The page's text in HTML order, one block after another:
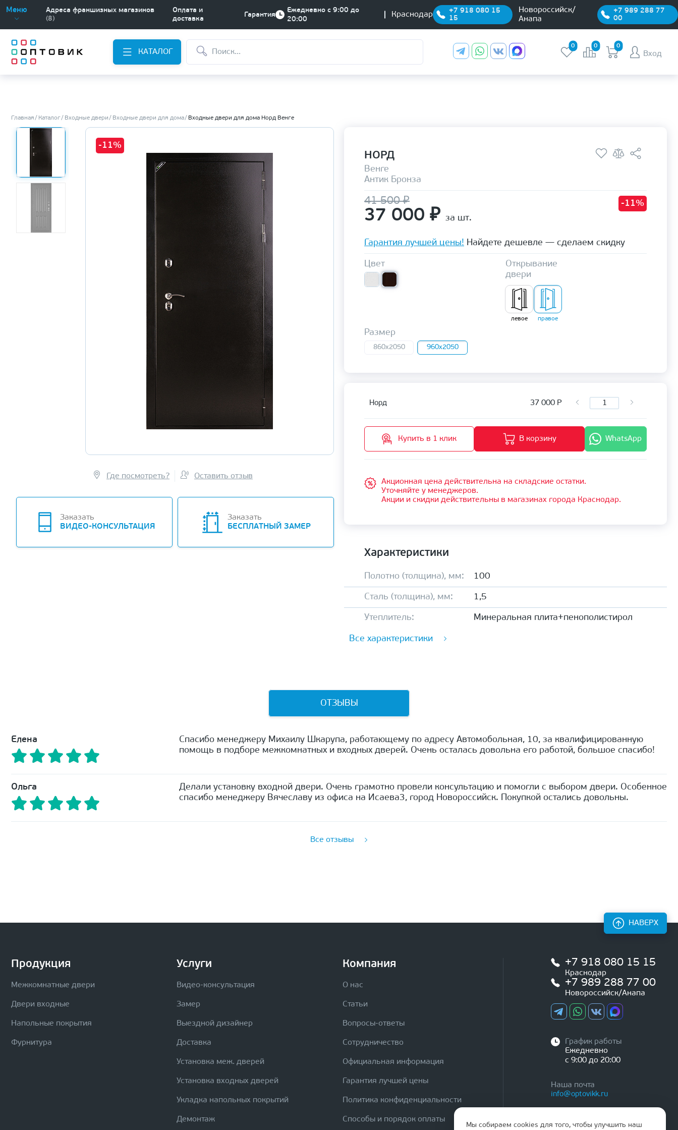
Меню
Адреса франшизных магазинов
(8)
Оплата и
доставка
Гарантия
Ежедневно с 9:00 до
20:00
Краснодар
+7 918 080 15
15
Новороссийск/
Анапа
+7 989 288 77
00
КАТАЛОГ
0 0 0
Вход
Главная Каталог Входные двери Входные двери для дома Входные двери для дома Норд Венге
-11%
-11%
Где посмотреть? Оставить отзыв
Заказать
ВИДЕО-КОНСУЛЬТАЦИЯ
Заказать
БЕСПЛАТНЫЙ ЗАМЕР
НОРД
Венге
Антик Бронза
41 500 ₽
37 000 ₽ за шт.
-11%
Гарантия лучшей цены! Найдете дешевле — сделаем скидку
Цвет
Открывание
двери
левое правое
Размер
860x2050 960x2050
Норд 37 000 Р
Купить в 1 клик В корзину WhatsApp
Акционная цена действительна на складские остатки.
Уточняйте у менеджеров.
Акции и скидки действительны в магазинах города Краснодар.
Характеристики
Полотно (толщина), мм: 100
Сталь (толщина), мм: 1,5
Утеплитель: Минеральная плита+пенополистирол
Все характеристики
ОТЗЫВЫ
Елена
Спасибо менеджеру Михаилу Шкарупа, работающему по адресу Автомобольная, 10, за квалифицированную
помощь в подборе межкомнатных и входных дверей. Очень осталась довольна его работой, большое спасибо!
Ольга
Делали установку входной двери. Очень грамотно провели консультацию и помогли с выбором двери. Особенное
спасибо менеджеру Вячеславу из офиса на Исаева3, город Новороссийск. Покупкой остались довольны.
Все отзывы
Продукция
Межкомнатные двери
Двери входные
Напольные покрытия
Фурнитура
Услуги
Видео-консультация
Замер
Выездной дизайнер
Доставка
Установка меж. дверей
Установка входных дверей
Укладка напольных покрытий
Демонтаж
Компания
О нас
Статьи
Вопросы-ответы
Сотрудничество
Официальная информация
Гарантия лучшей цены
Политика конфиденциальности
Способы и порядок оплаты
+7 918 080 15 15
Краснодар
+7 989 288 77 00
Новороссийск/Анапа
График работы
Ежедневно
с 9:00 до 20:00
Наша почта
info@optovikk.ru
НАВЕРХ
Мы собираем cookies для того, чтобы улучшить наш